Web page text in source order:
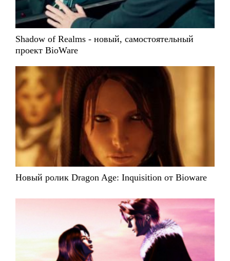
Shadow of Realms - новый, самостоятельный
проект BioWare
Новый ролик Dragon Age: Inquisition от Bioware